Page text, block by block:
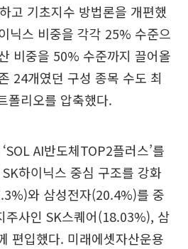
고 기초지수 방법론을 개편했
닉스 비중을 각각 25% 수준으
비중을 50% 수준까지 끌어올
24개였던 구성 종목 수도 최
폴리오를 압축했다.
AI반도체TOP2플러스’를
하이닉스 중심 구조를 강화
와 삼성전자(20.4%)를 중
주사인 SK스퀘어(18.03%), 삼
편입했다. 미래에셋자산운용